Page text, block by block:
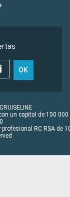
OK
un capital de 150 000
RC RSA de